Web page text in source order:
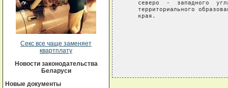
Секс все чаще заменяет
квартплату
Новости законодательства
Беларуси
Новые документы
северо  -  западного
территориального
   края.